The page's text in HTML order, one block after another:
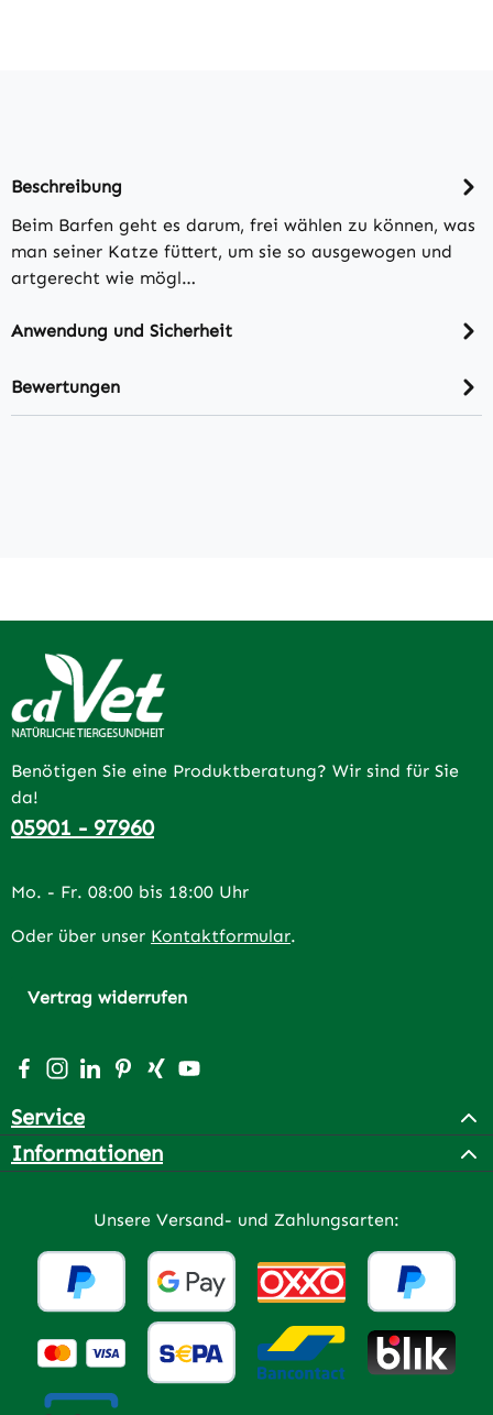
Beschreibung
Beim Barfen geht es darum, frei wählen zu können, was
man seiner Katze füttert, um sie so ausgewogen und
artgerecht wie mögl…
Anwendung und Sicherheit
Bewertungen
Benötigen Sie eine Produktberatung? Wir sind für Sie
da!
05901 - 97960
Mo. - Fr. 08:00 bis 18:00 Uhr
Oder über unser Kontaktformular.
Vertrag widerrufen
Besuche uns auf Facebook – öffnet in neuem Tab
Schau auf Instagram vorbei – öffnet in neuem Tab
Vernetze dich mit uns auf LinkedIn – öffnet in
Lass dich auf Pinterest inspirieren – öffnet
Vernetze dich mit uns auf Xing – öffnet
Sieh dir unsere Videos auf YouTube
Service
Informationen
Unsere Versand- und Zahlungsarten: